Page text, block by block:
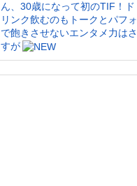
ん、30歳になって初のTIF！ド
リンク飲むのもトークとパフォ
で飽きさせないエンタメ力はさ
すが